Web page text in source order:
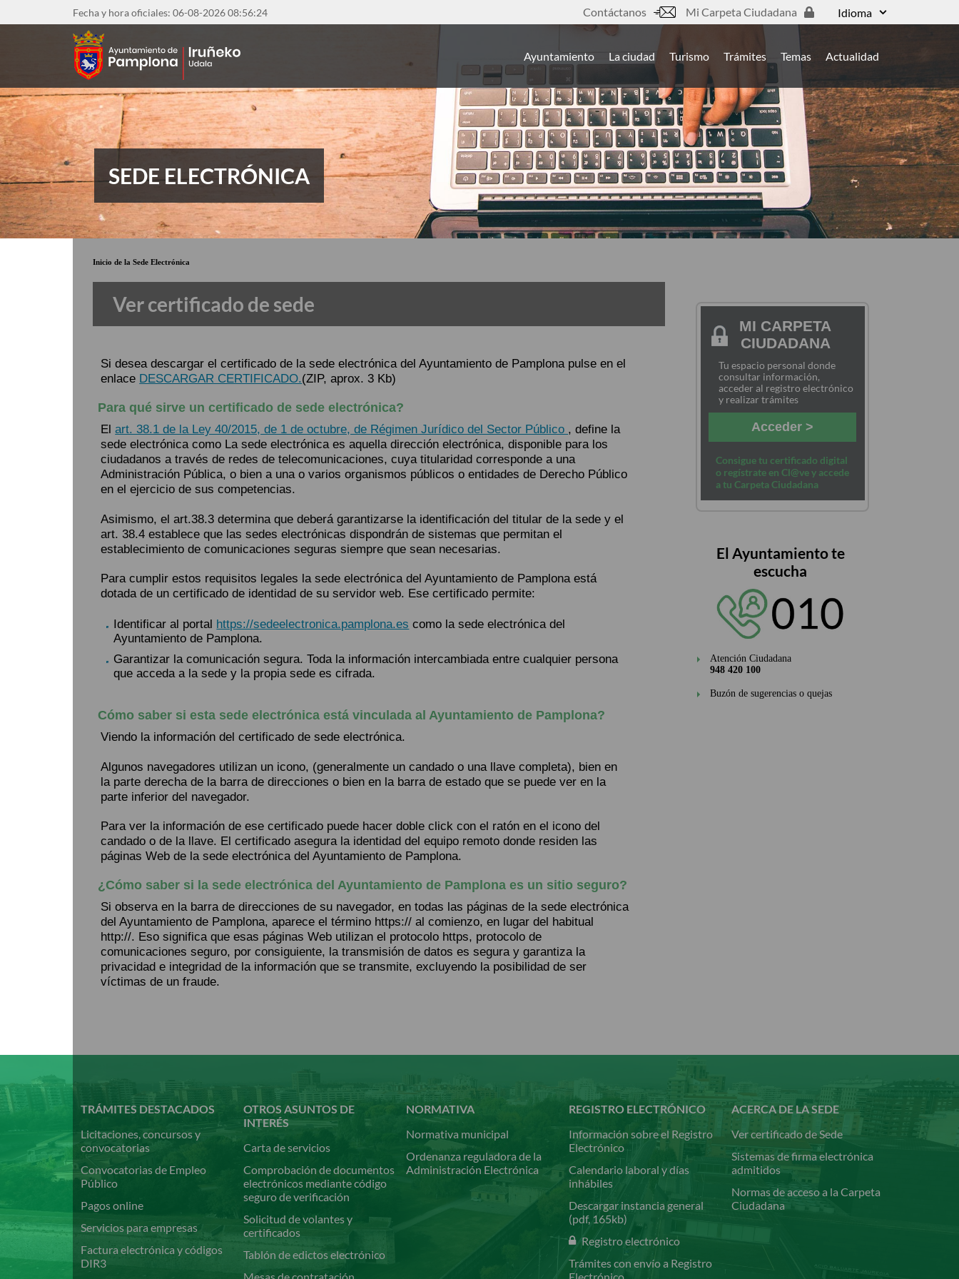
Fecha y hora oficiales: 06-08-202608:56:24 Contáctanos Mi Carpeta Ciudadana Idioma
Ayuntamiento La ciudad Turismo Trámites Temas Actualidad
SEDE ELECTRÓNICA
Inicio de la Sede Electrónica
Ver certificado de sede
Si desea descargar el certificado de la sede electrónica del Ayuntamiento de Pamplona pulse en el
enlace DESCARGAR CERTIFICADO.(ZIP, aprox. 3 Kb)
Para qué sirve un certificado de sede electrónica?
Elart. 38.1 de la Ley 40/2015, de 1 de octubre, de Régimen Jurídico del Sector Público , define la
sede electrónica como La sede electrónica es aquella dirección electrónica, disponible para los
ciudadanos a través de redes de telecomunicaciones, cuya titularidad corresponde a una
Administración Pública, o bien a una o varios organismos públicos o entidades de Derecho Público
en el ejercicio de sus competencias.
Asimismo, el art.38.3 determina que deberá garantizarse la identificación del titular de la sede y el
art. 38.4 establece que las sedes electrónicas dispondrán de sistemas que permitan el
establecimiento de comunicaciones seguras siempre que sean necesarias.
Para cumplir estos requisitos legales la sede electrónica del Ayuntamiento de Pamplona está
dotada de un certificado de identidad de su servidor web. Ese certificado permite:
Identificar al portal https://sedeelectronica.pamplona.es como la sede electrónica del
Ayuntamiento de Pamplona.
Garantizar la comunicación segura. Toda la información intercambiada entre cualquier persona
que acceda a la sede y la propia sede es cifrada.
Cómo saber si esta sede electrónica está vinculada al Ayuntamiento de Pamplona?
Viendo la información del certificado de sede electrónica.
Algunos navegadores utilizan un icono, (generalmente un candado o una llave completa), bien en
la parte derecha de la barra de direcciones o bien en la barra de estado que se puede ver en la
parte inferior del navegador.
Para ver la información de ese certificado puede hacer doble click con el ratón en el icono del
candado o de la llave. El certificado asegura la identidad del equipo remoto donde residen las
páginas Web de la sede electrónica del Ayuntamiento de Pamplona.
¿Cómo saber si la sede electrónica del Ayuntamiento de Pamplona es un sitio seguro?
Si observa en la barra de direcciones de su navegador, en todas las páginas de la sede electrónica
del Ayuntamiento de Pamplona, aparece el término https:// al comienzo, en lugar del habitual
http://. Eso significa que esas páginas Web utilizan el protocolo https, protocolo de
comunicaciones seguro, por consiguiente, la transmisión de datos es segura y garantiza la
privacidad e integridad de la información que se transmite, excluyendo la posibilidad de ser
víctimas de un fraude.
MI CARPETA
CIUDADANA
Tu espacio personal donde
consultar información,
acceder al registro electrónico
y realizar trámites
Acceder >
Consigue tu certificado digital
o regístrate en Cl@ve y accede
a tu Carpeta Ciudadana
El Ayuntamiento te
escucha
Atención Ciudadana
948 420 100
Buzón de sugerencias o quejas
contenido
principal
TRÁMITES DESTACADOS
Licitaciones, concursos y
convocatorias
Convocatorias de Empleo
Público
Pagos online
Servicios para empresas
Factura electrónica y códigos
DIR3
OTROS ASUNTOS DE
INTERÉS
Carta de servicios
Comprobación de documentos
electrónicos mediante código
seguro de verificación
Solicitud de volantes y
certificados
Tablón de edictos electrónico
NORMATIVA
Normativa municipal
Ordenanza reguladora de la
Administración Electrónica
REGISTRO ELECTRÓNICO
Información sobre el Registro
Electrónico
Calendario laboral y días
inhábiles
Descargar instancia general
(pdf, 165kb)
Registro electrónico
Trámites con envío a Registro
ACERCA DE LA SEDE
Ver certificado de Sede
Sistemas de firma electrónica
admitidos
Normas de acceso a la Carpeta
Ciudadana